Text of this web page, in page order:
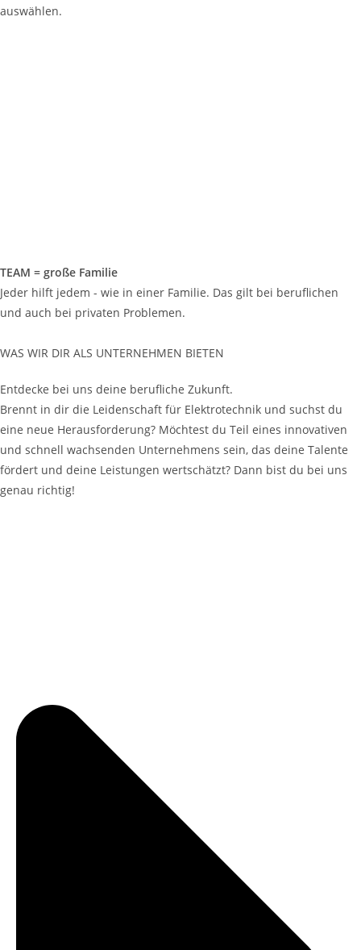
auswählen.
TEAM = große Familie
​Jeder hilft jedem - wie in einer Familie. Das gilt bei beruflichen
und auch bei privaten Problemen.
WAS WIR DIR ALS UNTERNEHMEN BIETEN
Entdecke bei uns deine berufliche Zukunft.
Brennt in dir die Leidenschaft für Elektrotechnik und suchst du
eine neue Herausforderung? Möchtest du Teil eines innovativen
und schnell wachsenden Unternehmens sein, das deine Talente
fördert und deine Leistungen wertschätzt? Dann bist du bei uns
genau richtig!